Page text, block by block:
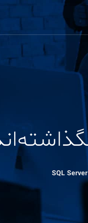
SQL Server